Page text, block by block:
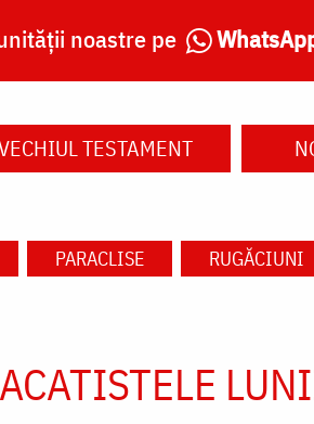
noastre pe
TESTAMENT
PARACLISE RUGĂCIUNI
ACATISTELE